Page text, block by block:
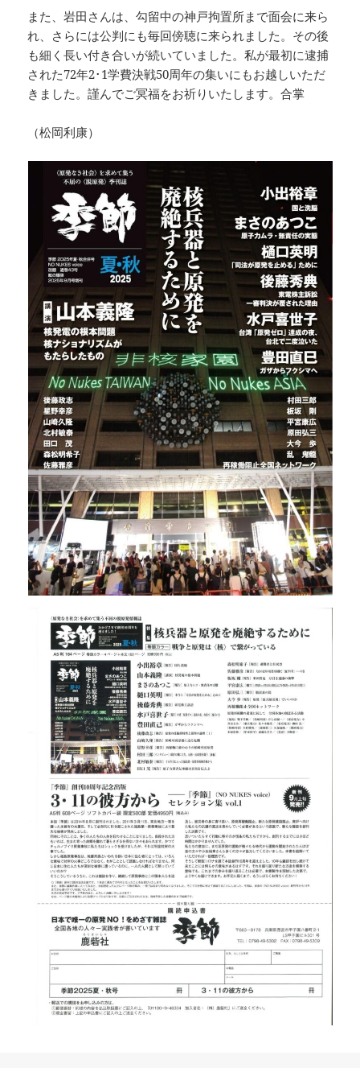
また、岩田さんは、勾留中の神戸拘置所まで面会に来ら
れ、さらには公判にも毎回傍聴に来られました。その後
も細く長い付き合いが続いていました。私が最初に逮捕
された72年2･1学費決戦50周年の集いにもお越しいただ
きました。謹んでご冥福をお祈りいたします。合掌
（松岡利康）